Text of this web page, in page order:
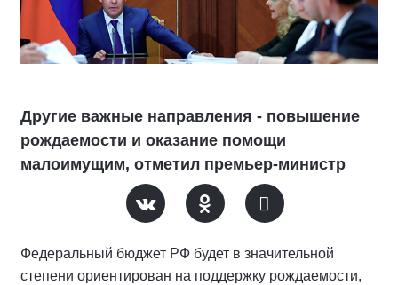
Другие важные направления - повышение
рождаемости и оказание помощи
малоимущим, отметил премьер-министр
Федеральный бюджет РФ будет в значительной
степени ориентирован на поддержку рождаемости,